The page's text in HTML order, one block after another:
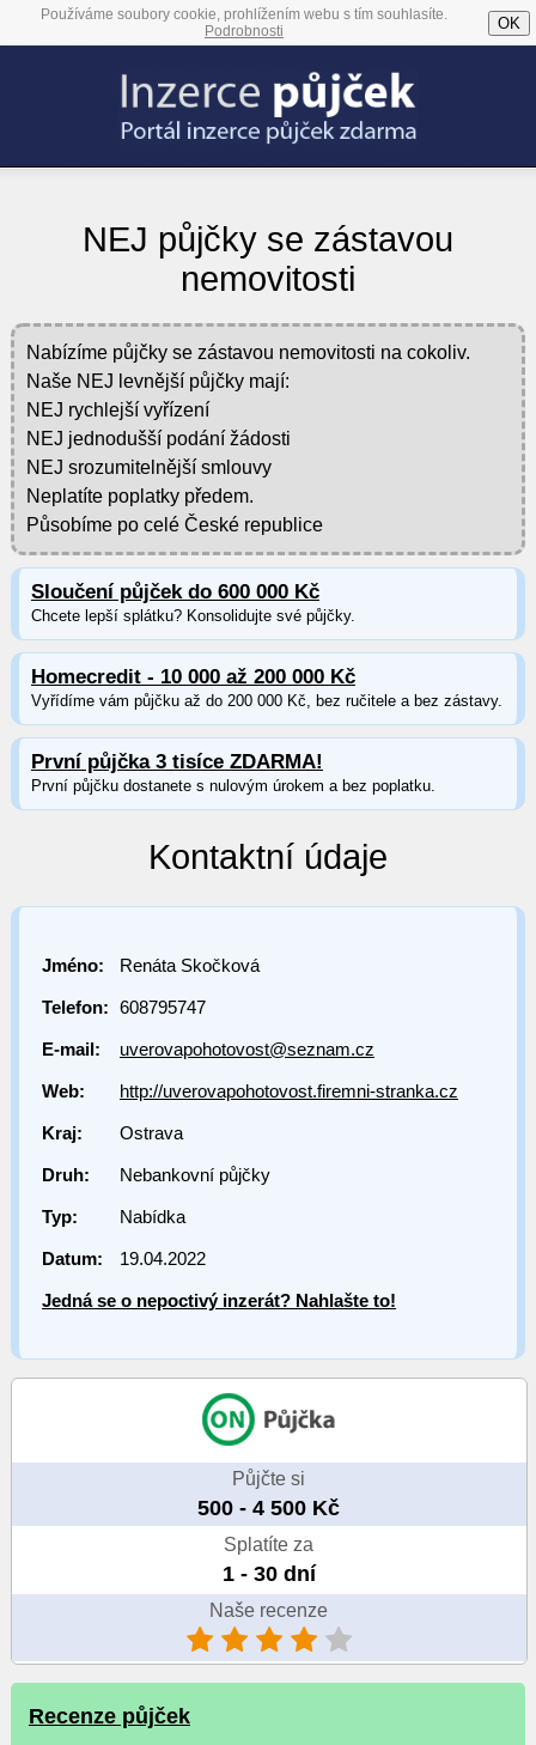
Používáme soubory cookie, prohlížením webu s tím souhlasíte.
Podrobnosti
OK
NEJ půjčky se zástavou
nemovitosti
Nabízíme půjčky se zástavou nemovitosti na cokoliv.
Naše NEJ levnější půjčky mají:
NEJ rychlejší vyřízení
NEJ jednodušší podání žádosti
NEJ srozumitelnější smlouvy
Neplatíte poplatky předem.
Působíme po celé České republice
Sloučení půjček do 600 000 Kč
Chcete lepší splátku? Konsolidujte své půjčky.
Homecredit - 10 000 až 200 000 Kč
Vyřídíme vám půjčku až do 200 000 Kč, bez ručitele a bez zástavy.
První půjčka 3 tisíce ZDARMA!
První půjčku dostanete s nulovým úrokem a bez poplatku.
Kontaktní údaje
Jméno: Renáta Skočková
Telefon: 608795747
E-mail: uverovapohotovost@seznam.cz
Web: http://uverovapohotovost.firemni-stranka.cz
Kraj: Ostrava
Druh: Nebankovní půjčky
Typ: Nabídka
Datum: 19.04.2022
Jedná se o nepoctivý inzerát? Nahlašte to!
Půjčte si
500 - 4 500 Kč
Splatíte za
1 - 30 dní
Naše recenze
Recenze půjček